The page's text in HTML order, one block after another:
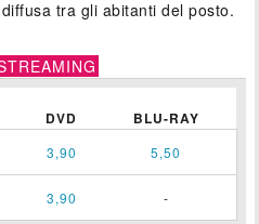
tra gli abitanti del posto.
DVD BLU-RAY
3,90 5,50
3,90 -